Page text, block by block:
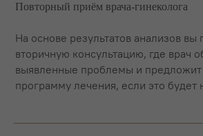
Повторный приём врача-гинеколога
На основе результатов анализов вы
вторичную консультацию, где врач
выявленные проблемы и
программу лечения, если это будет